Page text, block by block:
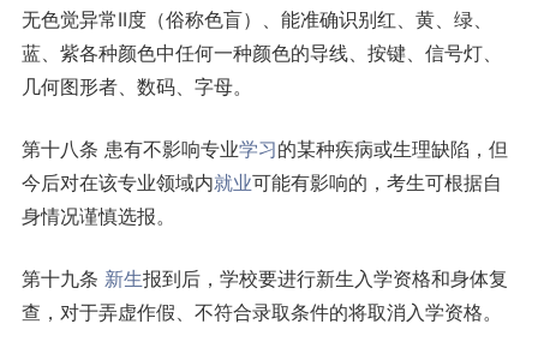
无色觉异常II度（俗称色盲）、能准确识别红、黄、绿、
蓝、紫各种颜色中任何一种颜色的导线、按键、信号灯、
几何图形者、数码、字母。
第十八条 患有不影响专业学习的某种疾病或生理缺陷，但
今后对在该专业领域内就业可能有影响的，考生可根据自
身情况谨慎选报。
第十九条 新生报到后，学校要进行新生入学资格和身体复
查，对于弄虚作假、不符合录取条件的将取消入学资格。